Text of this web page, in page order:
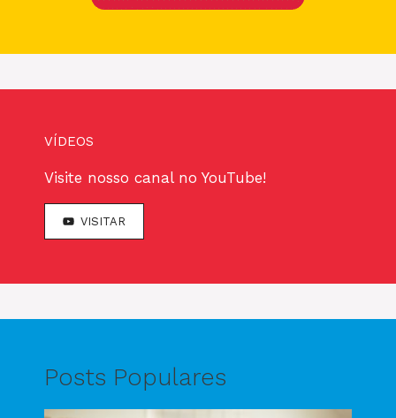
VÍDEOS
Visite nosso canal no YouTube!
VISITAR
Posts Populares